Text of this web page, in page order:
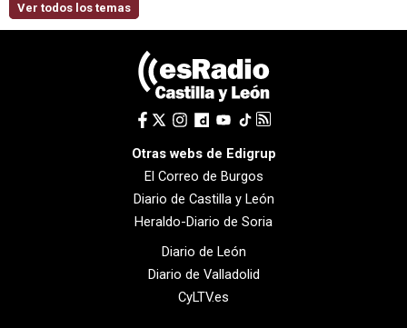
Ver todos los temas
Otras webs de Edigrup
El Correo de Burgos
Diario de Castilla y León
Heraldo-Diario de Soria
Diario de León
Diario de Valladolid
CyLTV.es